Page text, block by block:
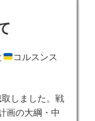
コルスンス
しました。戦
画の大綱・中